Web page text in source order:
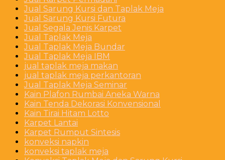
Jual Sarung Kursi dan Taplak Meja
Jual Sarung Kursi Futura
Jual Segala Jenis Karpet
Jual Taplak Meja
Jual Taplak Meja Bundar
Jual Taplak Meja IBM
jual taplak meja makan
jual taplak meja perkantoran
Jual Taplak Meja Seminar
Kain Plafon Rumbai Aneka Warna
Kain Tenda Dekorasi Konvensional
Kain Tirai Hitam Lotto
Karpet Lantai
Karpet Rumput Sintesis
konveksi napkin
konveksi taplak meja